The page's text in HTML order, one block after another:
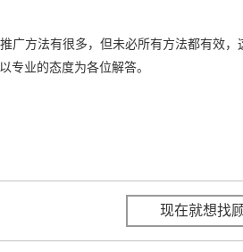
广方法有很多，但未必所有方法都有效，
专业的态度为各位解答。
现在就想找